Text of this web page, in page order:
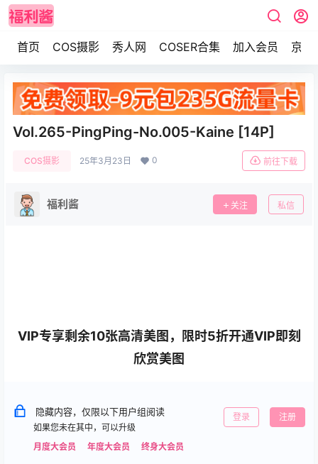
首页 COS摄影 秀人网 COSER合集 加入会员 京东
Vol.265-PingPing-No.005-Kaine [14P]
COS摄影 25年3月23日 0 前往下载
福利酱 关注 私信
VIP专享剩余10张高清美图，限时5折开通VIP即刻
欣赏美图
隐藏内容，仅限以下用户组阅读
如果您未在其中，可以升级
月度大会员
年度大会员 终身大会员
登录 注册